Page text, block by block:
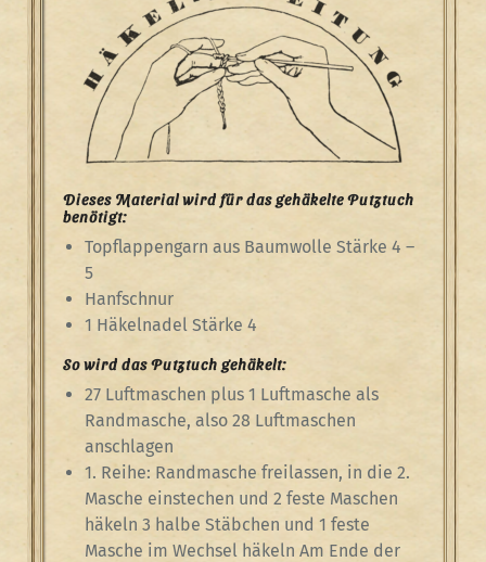
Dieses Material wird für das gehäkelte Putztuch
benötigt:
Topflappengarn aus Baumwolle Stärke 4 –
5
Hanfschnur
1 Häkelnadel Stärke 4
So wird das Putztuch gehäkelt:
27 Luftmaschen plus 1 Luftmasche als
Randmasche, also 28 Luftmaschen
anschlagen
1. Reihe: Randmasche freilassen, in die 2.
Masche einstechen und 2 feste Maschen
häkeln 3 halbe Stäbchen und 1 feste
Masche im Wechsel häkeln Am Ende der